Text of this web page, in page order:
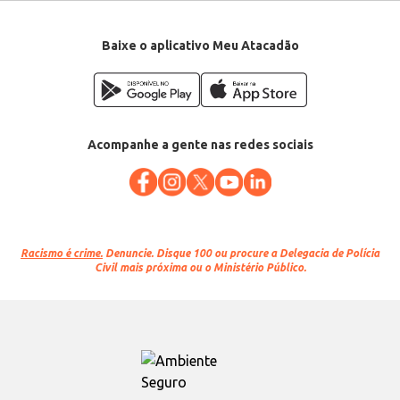
EAN: 7891035040535Baixe o aplicativo Meu Atacadão
Acompanhe a gente nas redes sociais
Racismo é crime. Denuncie. Disque 100 ou procure a Delegacia de Polícia
Civil mais próxima ou o Ministério Público.